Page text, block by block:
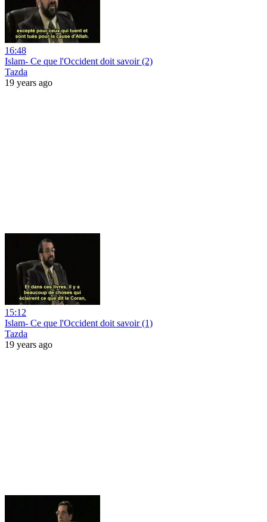
16:48
Islam- Ce que l'Occident doit savoir (2)
Tazda
19 years ago
15:12
Islam- Ce que l'Occident doit savoir (1)
Tazda
19 years ago